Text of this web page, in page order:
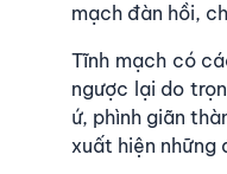
mạch đàn hồi,
Tĩnh mạch có
ngược lại do
ứ, phình giãn
xuất hiện những